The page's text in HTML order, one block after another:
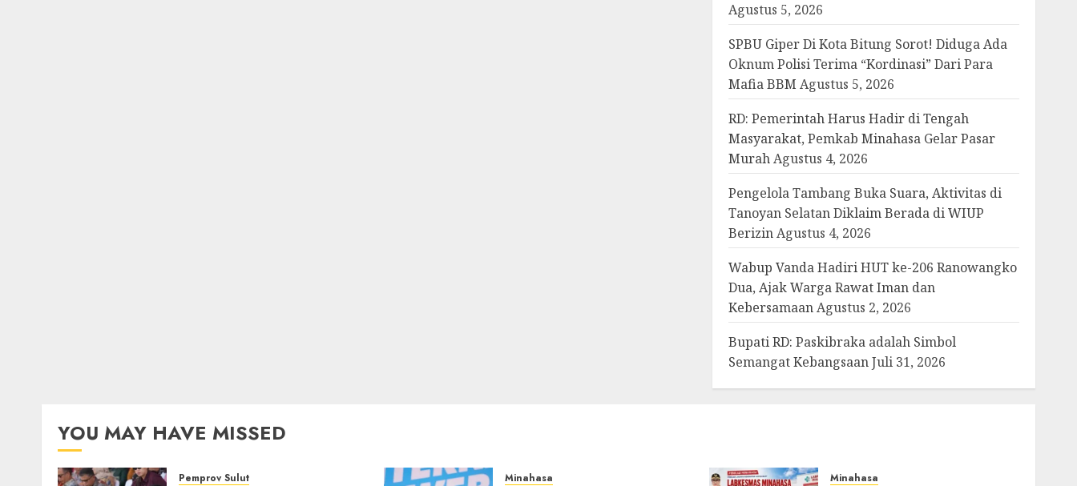
Agustus 5, 2026
SPBU Giper Di Kota Bitung Sorot! Diduga Ada
Oknum Polisi Terima “Kordinasi” Dari Para
Mafia BBM Agustus 5, 2026
RD: Pemerintah Harus Hadir di Tengah
Masyarakat, Pemkab Minahasa Gelar Pasar
Murah Agustus 4, 2026
Pengelola Tambang Buka Suara, Aktivitas di
Tanoyan Selatan Diklaim Berada di WIUP
Berizin Agustus 4, 2026
Wabup Vanda Hadiri HUT ke-206 Ranowangko
Dua, Ajak Warga Rawat Iman dan
Kebersamaan Agustus 2, 2026
Bupati RD: Paskibraka adalah Simbol
Semangat Kebangsaan Juli 31, 2026
YOU MAY HAVE MISSED
Pemprov Sulut Minahasa Minahasa